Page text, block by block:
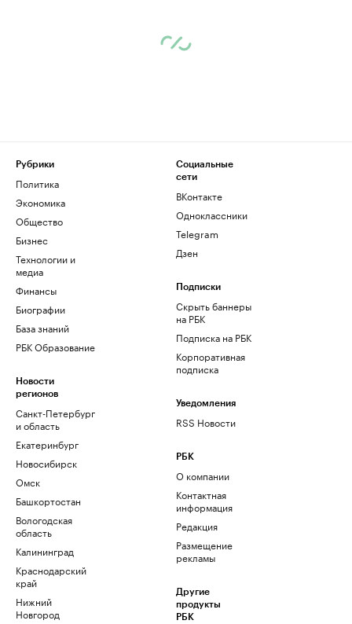
Рубрики
Политика
Экономика
Общество
Бизнес
Технологии и
медиа
Финансы
Биографии
База знаний
РБК Образование
Новости
регионов
Санкт-Петербург
и область
Екатеринбург
Новосибирск
Омск
Башкортостан
Вологодская
область
Калининград
Краснодарский
край
Нижний
Новгород
Социальные
сети
ВКонтакте
Одноклассники
Telegram
Дзен
Подписки
Скрыть баннеры
на РБК
Подписка на РБК
Корпоративная
подписка
Уведомления
RSS Новости
РБК
О компании
Контактная
информация
Редакция
Размещение
рекламы
Другие
продукты
РБК